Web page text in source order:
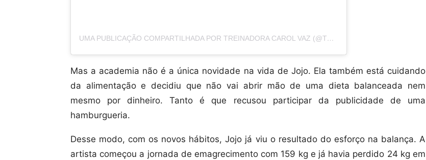
UMA PUBLICAÇÃO COMPARTILHADA POR TREINADORA CAROL VAZ (@TEAMCAROLVAZ)
Mas a academia não é a única novidade na vida de Jojo. Ela também está cuidando
da alimentação e decidiu que não vai abrir mão de uma dieta balanceada nem
mesmo por dinheiro. Tanto é que recusou participar da publicidade de uma
hamburgueria.
Desse modo, com os novos hábitos, Jojo já viu o resultado do esforço na balança. A
artista começou a jornada de emagrecimento com 159 kg e já havia perdido 24 kg em